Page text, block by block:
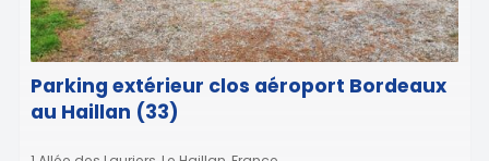
Parking extérieur clos aéroport Bordeaux
au Haillan (33)